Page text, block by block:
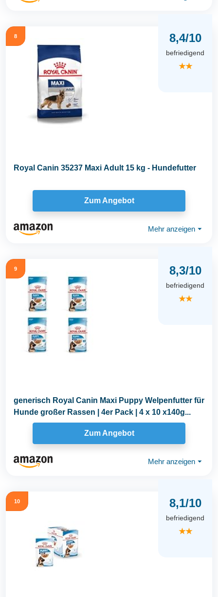
8 8,4/10
befriedigend
★★
Royal Canin 35237 Maxi Adult 15 kg - Hundefutter
Zum Angebot
Mehr anzeigen ⏷
9 8,3/10
befriedigend
★★
generisch Royal Canin Maxi Puppy Welpenfutter für
Hunde großer Rassen | 4er Pack | 4 x 10 x140g...
Zum Angebot
Mehr anzeigen ⏷
10 8,1/10
befriedigend
★★